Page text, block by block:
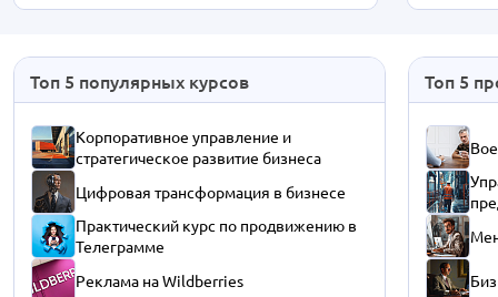
Топ 5 популярных курсов
Корпоративное управление и
стратегическое развитие бизнеса
Цифровая трансформация в бизнесе
Практический курс по продвижению в
Телеграмме
Реклама на Wildberries
Топ 5